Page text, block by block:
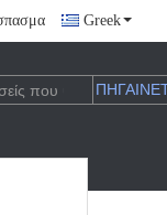
Greek
ΚΑΙ ΤΗΝ